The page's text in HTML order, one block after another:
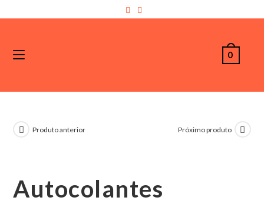
0
Produto anterior Próximo produto
Autocolantes